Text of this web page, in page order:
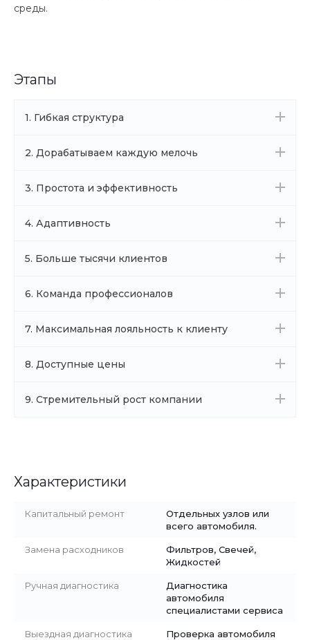
среды.
Этапы
1. Гибкая структура
2. Дорабатываем каждую мелочь
3. Простота и эффективность
4. Адаптивность
5. Больше тысячи клиентов
6. Команда профессионалов
7. Максимальная лояльность к клиенту
8. Доступные цены
9. Стремительный рост компании
Характеристики
Капитальный ремонт
Отдельных узлов или
всего автомобиля.
Замена расходников
Фильтров, Свечей,
Жидкостей
Ручная диагностика
Диагностика
автомобиля
специалистами сервиса
Выездная диагностика
Проверка автомобиля